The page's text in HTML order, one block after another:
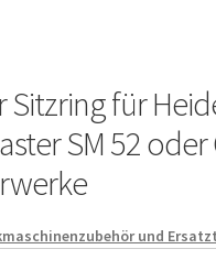
Sitzring für
SM 52 oder
und